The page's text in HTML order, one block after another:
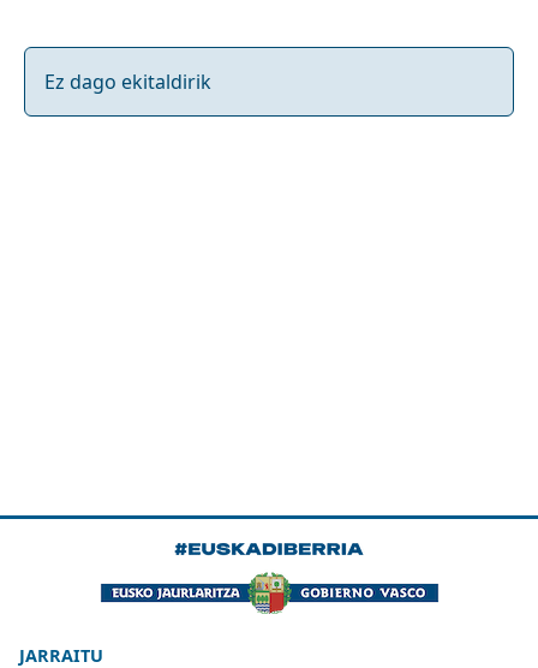
Ez dago ekitaldirik
JARRAITU